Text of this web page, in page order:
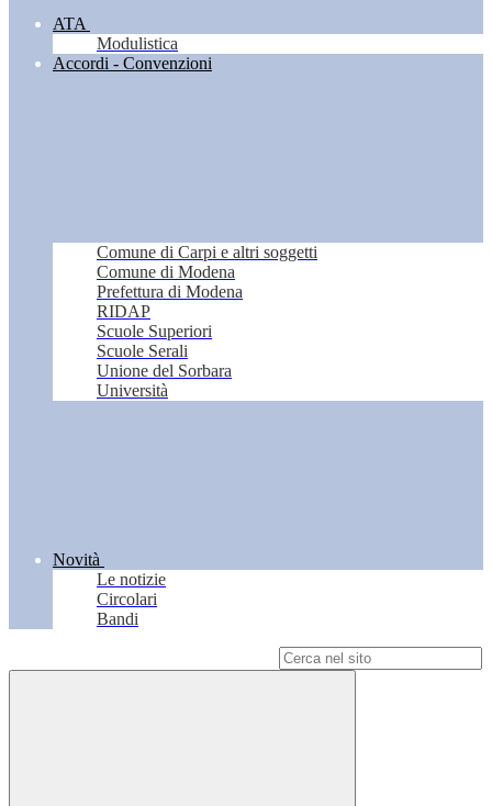
ATA
Modulistica
Accordi - Convenzioni
Comune di Carpi e altri soggetti
Comune di Modena
Prefettura di Modena
RIDAP
Scuole Superiori
Scuole Serali
Unione del Sorbara
Università
Novità
Le notizie
Circolari
Bandi